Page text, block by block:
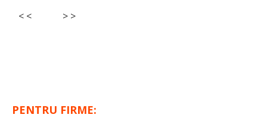
< <
> >
PENTRU FIRME: